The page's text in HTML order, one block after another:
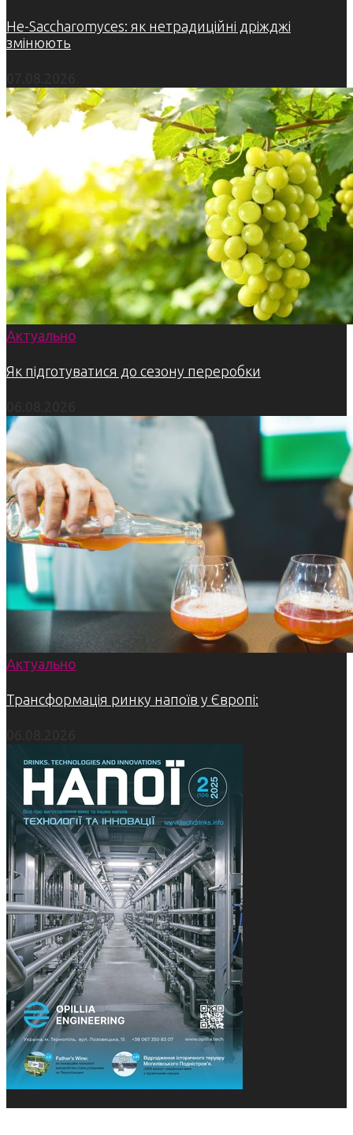
Не-Saccharomyces: як нетрадиційні дріжджі
змінюють
Актуально
Як підготуватися до сезону переробки
Актуально
Трансформація ринку напоїв у Європі: